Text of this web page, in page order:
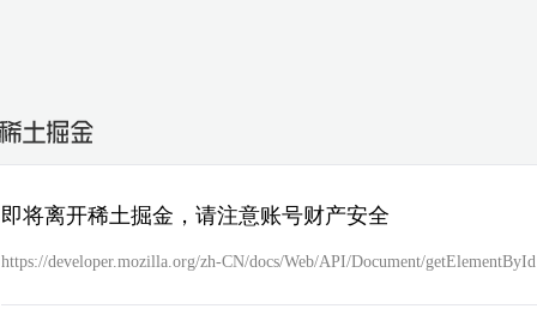
即将离开稀土掘金，请注意账号财产安全
https://developer.mozilla.org/zh-CN/docs/Web/API/Document/getElementById